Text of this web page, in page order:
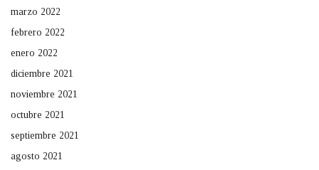
marzo 2022
febrero 2022
enero 2022
diciembre 2021
noviembre 2021
octubre 2021
septiembre 2021
agosto 2021